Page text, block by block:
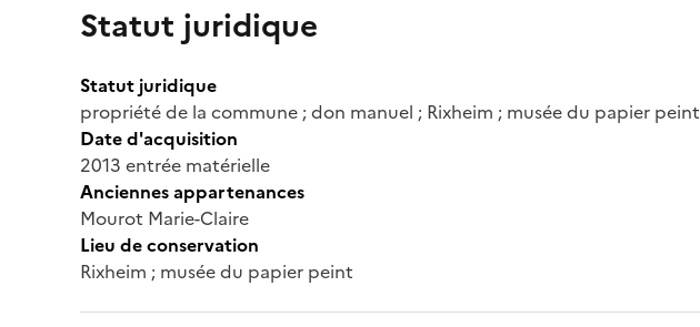
Statut juridique
Statut juridique
propriété de la commune ; don manuel ; Rixheim ; musée du papier peint
Date d'acquisition
2013 entrée matérielle
Anciennes appartenances
Mourot Marie-Claire
Lieu de conservation
Rixheim ; musée du papier peint